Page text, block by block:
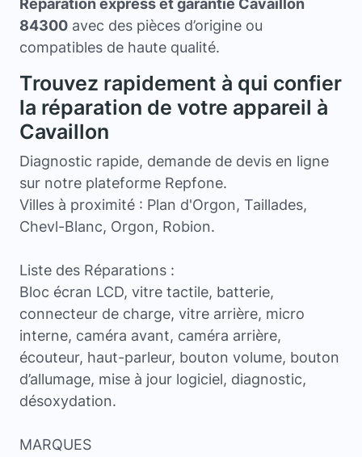
Réparation express et garantie Cavaillon
84300 avec des pièces d’origine ou
compatibles de haute qualité.
Trouvez rapidement à qui confier
la réparation de votre appareil à
Cavaillon
Diagnostic rapide, demande de devis en ligne
sur notre plateforme Repfone.
Villes à proximité : Plan d'Orgon, Taillades,
Chevl-Blanc, Orgon, Robion.
Liste des Réparations :
Bloc écran LCD, vitre tactile, batterie,
connecteur de charge, vitre arrière, micro
interne, caméra avant, caméra arrière,
écouteur, haut-parleur, bouton volume, bouton
d’allumage, mise à jour logiciel, diagnostic,
désoxydation.
MARQUES